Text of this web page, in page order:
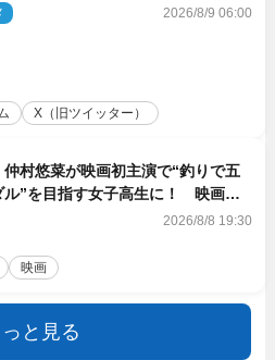
2026/8/9 06:00
X（旧ツイッター）
仲村悠菜が映画初主演で“釣りで五
ル”を目指す女子高生に！ 映画
ち』今秋公開
2026/8/8 19:30
映画
っと見る